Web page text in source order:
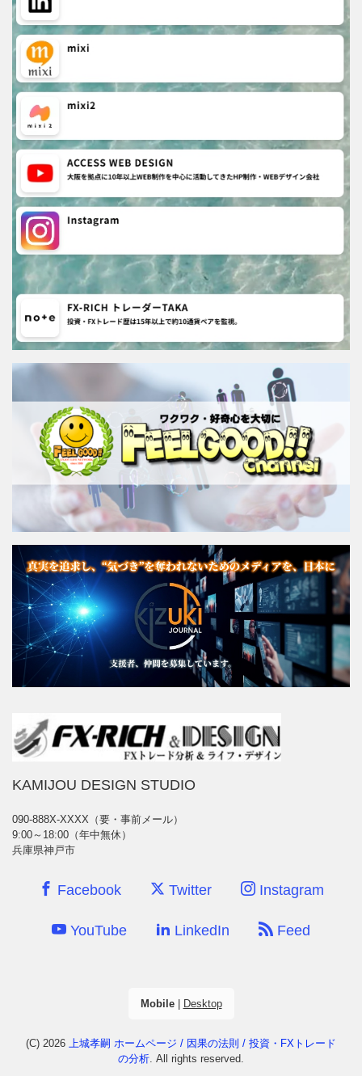
KAMIJOU DESIGN STUDIO
090-888X-XXXX（要・事前メール）
9:00～18:00（年中無休）
兵庫県神戸市
Facebook Twitter Instagram
YouTube LinkedIn Feed
Mobile| Desktop
(C) 2026
上城孝嗣 ホームページ / 因果の法則 / 投資・FXトレード
の分析 . All rights reserved.